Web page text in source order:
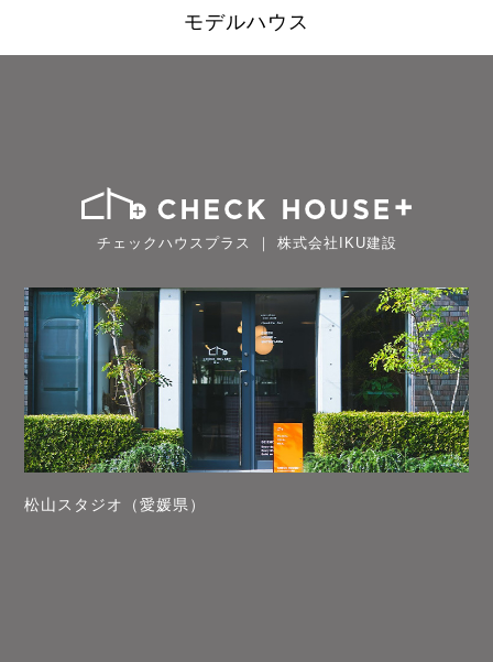
モデルハウス
チェックハウスプラス ｜ 株式会社IKU建設
松山スタジオ（愛媛県）